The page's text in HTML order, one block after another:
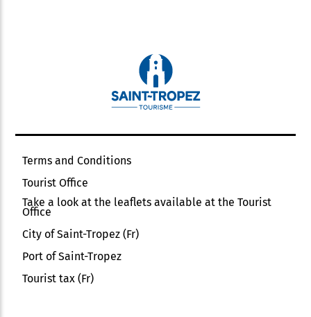
Terms and Conditions
Tourist Office
Take a look at the leaflets available at the Tourist
Office
City of Saint-Tropez (Fr)
Port of Saint-Tropez
Tourist tax (Fr)